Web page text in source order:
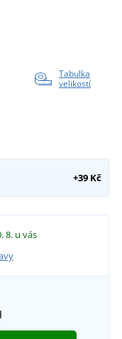
Tabulka
velikostí
+39 Kč
8. u vás